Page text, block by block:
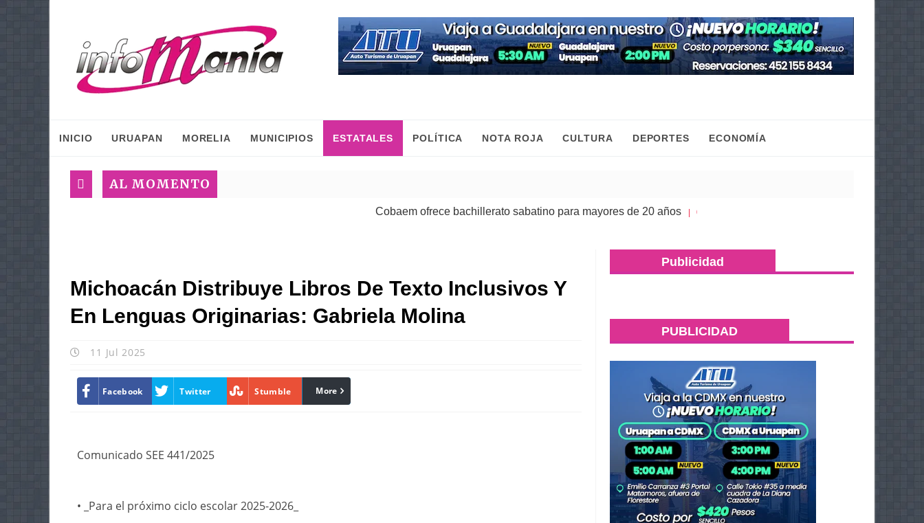
INICIO URUAPAN MORELIA MUNICIPIOS ESTATALES POLÍTICA NOTA ROJA CULTURA DEPORTES ECONOMÍA
AL MOMENTO
Cobaem ofrece bachillerato sabatino para mayores de 20 años | 05 Ago 2026
Michoacán Distribuye Libros De Texto Inclusivos Y
En Lenguas Originarias: Gabriela Molina
11 Jul 2025
Facebook Twitter Stumble linkedin
More
Comunicado SEE 441/2025
• _Para el próximo ciclo escolar 2025-2026_
Publicidad
PUBLICIDAD